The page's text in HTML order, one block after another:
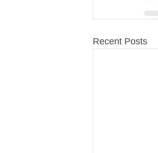
Recent Posts